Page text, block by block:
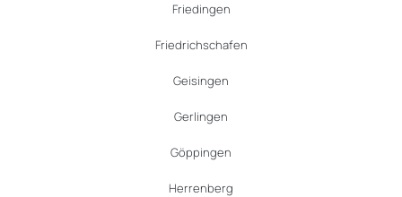
Friedingen
Friedrichschafen
Geisingen
Gerlingen
Göppingen
Herrenberg